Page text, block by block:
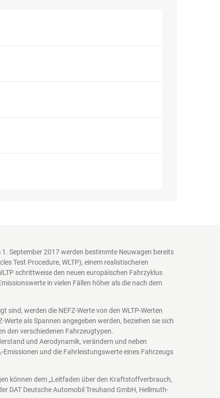
September 2017 werden bestimmte Neuwagen bereits
Test Procedure, WLTP), einem realistischeren
schrittweise den neuen europäischen Fahrzyklus
in vielen Fällen höher als die nach dem
werden die NEFZ-Werte von den WLTP-Werten
als Spannen angegeben werden, beziehen sie sich
den verschiedenen Fahrzeugtypen.
und Aerodynamik, verändern und neben
und die Fahrleistungswerte eines Fahrzeugs
können dem „Leitfaden über den Kraftstoffverbrauch,
DAT Deutsche Automobil Treuhand GmbH, Hellmuth-